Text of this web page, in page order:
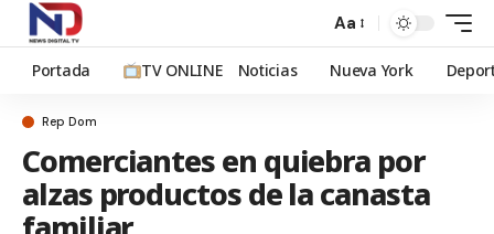
Aa
Portada TV ONLINE Noticias Nueva York
Rep Dom
Comerciantes en quiebra por
alzas productos de la canasta